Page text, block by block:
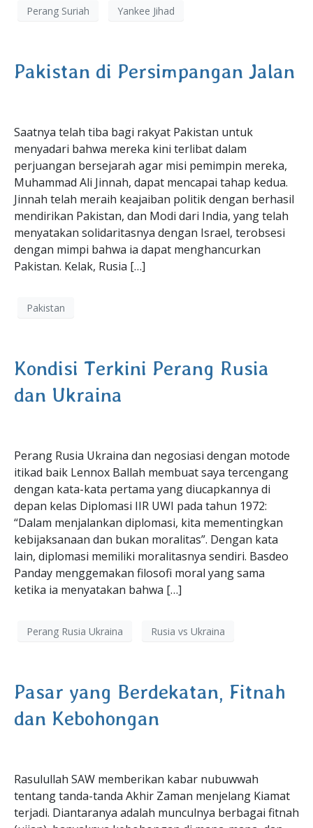
Perang Suriah Yankee Jihad
Pakistan di Persimpangan Jalan
Saatnya telah tiba bagi rakyat Pakistan untuk
menyadari bahwa mereka kini terlibat dalam
perjuangan bersejarah agar misi pemimpin mereka,
Muhammad Ali Jinnah, dapat mencapai tahap kedua.
Jinnah telah meraih keajaiban politik dengan berhasil
mendirikan Pakistan, dan Modi dari India, yang telah
menyatakan solidaritasnya dengan Israel, terobsesi
dengan mimpi bahwa ia dapat menghancurkan
Pakistan. Kelak, Rusia […]
Pakistan
Kondisi Terkini Perang Rusia
dan Ukraina
Perang Rusia Ukraina dan negosiasi dengan motode
itikad baik Lennox Ballah membuat saya tercengang
dengan kata-kata pertama yang diucapkannya di
depan kelas Diplomasi IIR UWI pada tahun 1972:
“Dalam menjalankan diplomasi, kita mementingkan
kebijaksanaan dan bukan moralitas”. Dengan kata
lain, diplomasi memiliki moralitasnya sendiri. Basdeo
Panday menggemakan filosofi moral yang sama
ketika ia menyatakan bahwa […]
Perang Rusia Ukraina Rusia vs Ukraina
Pasar yang Berdekatan, Fitnah
dan Kebohongan
Rasulullah SAW memberikan kabar nubuwwah
tentang tanda-tanda Akhir Zaman menjelang Kiamat
terjadi. Diantaranya adalah munculnya berbagai fitnah